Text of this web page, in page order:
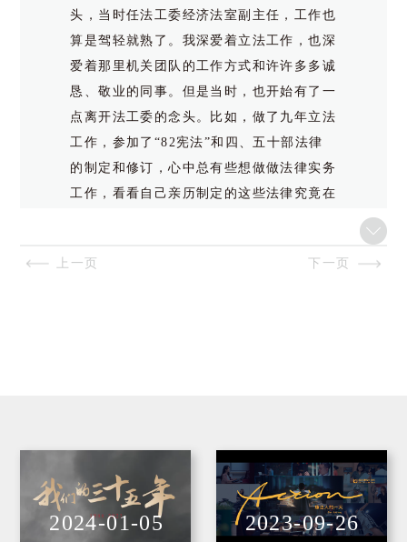
“法律之师”与“道德之师”
康达故事 而立康达
职业尊严
坚守法治梦想，共筑法治中国
律师与刑事辩护
关于《彭真民主法制思想研究与教育基金》的成立背景以及一些活动介绍
我在康达
北京市康达律师事务所更名及总部办公地的几次变迁
头，当时任法工委经济法室副主任，工作也
算是驾轻就熟了。我深爱着立法工作，也深
爱着那里机关团队的工作方式和许许多多诚
恳、敬业的同事。但是当时，也开始有了一
点离开法工委的念头。比如，做了九年立法
工作，参加了“82宪法”和四、五十部法律
的制定和修订，心中总有些想做做法律实务
工作，看看自己亲历制定的这些法律究竟在
如好酒，自觉与机关生活不大合拍。但从本
有可能应当给予帮助。（大意）因此，贾虹
生、谭斌二位一来谈，我很快就下了决心，
同意去康华发展总公司工作。
上一页 下一页
2024-01-05 2023-09-26